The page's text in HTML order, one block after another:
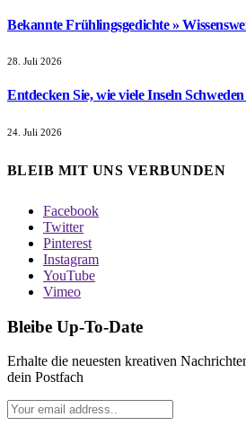
Bekannte Frühlingsgedichte »
28. Juli 2026
Entdecken Sie, wie viele Inseln
24. Juli 2026
BLEIB MIT UNS VERBUNDEN
Facebook
Twitter
Pinterest
Instagram
YouTube
Vimeo
Bleibe Up-To-Date
Erhalte die neuesten kreativen
dein Postfach